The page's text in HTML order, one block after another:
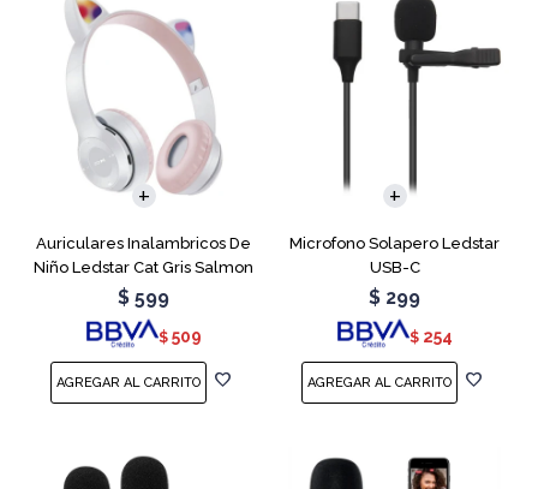
Auriculares Inalambricos De
Niño Ledstar Cat Gris Salmon
$ 599
$ 509
Microfono Solapero Ledstar
USB-C
$ 299
$ 254